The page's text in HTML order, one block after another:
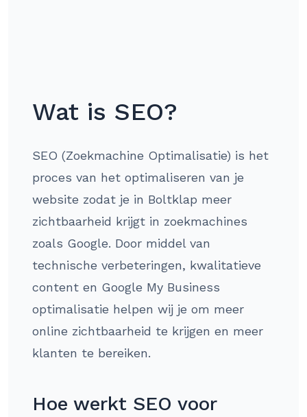
Wat is SEO?
SEO (Zoekmachine Optimalisatie) is het
proces van het optimaliseren van je
website zodat je in Boltklap meer
zichtbaarheid krijgt in zoekmachines
zoals Google. Door middel van
technische verbeteringen, kwalitatieve
content en Google My Business
optimalisatie helpen wij je om meer
online zichtbaarheid te krijgen en meer
klanten te bereiken.
Hoe werkt SEO voor